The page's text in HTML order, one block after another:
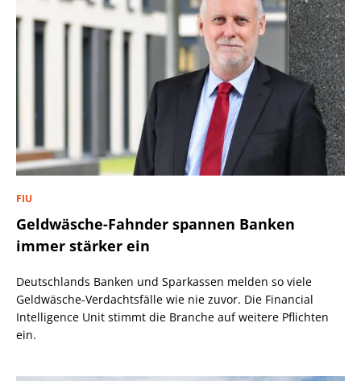
FIU
Geldwäsche-Fahnder spannen Banken
immer stärker ein
Deutschlands Banken und Sparkassen melden so viele
Geldwäsche-Verdachtsfälle wie nie zuvor. Die Financial
Intelligence Unit stimmt die Branche auf weitere Pflichten
ein.